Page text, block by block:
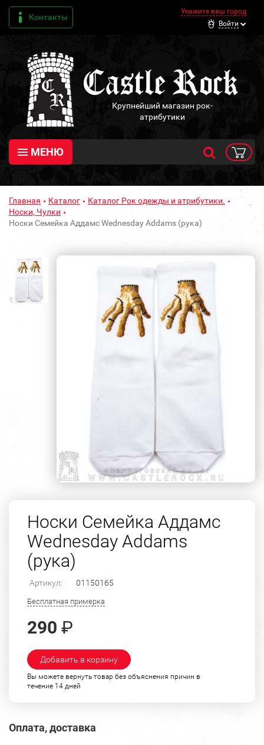
Контакты
Укажите ваш город
Войти
Крупнейший магазин рок-
атрибутики
МЕНЮ
Главная Каталог
Каталог Рок одежды и атрибутики.
Носки, Чулки
Носки Семейка Аддамс Wednesday Addams (рука)
Носки Семейка Аддамс
Wednesday Addams
(рука)
Артикул: 01150165
Бесплатная примерка
290 ₽
Добавить в корзину
Вы можете вернуть товар без объяснения причин в
течение 14 дней
Оплата, доставка